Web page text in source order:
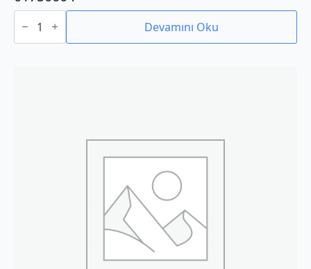
01750004
adet Devamını Oku